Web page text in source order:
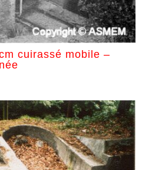
cuirassé mobile –